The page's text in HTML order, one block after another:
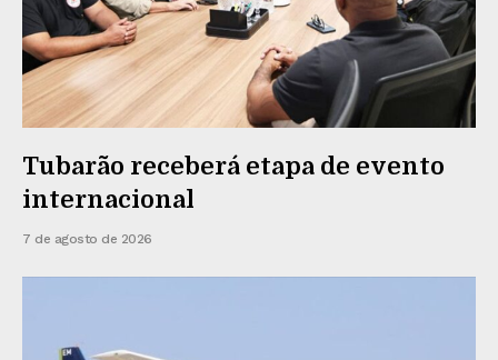
Tubarão receberá etapa de evento
internacional
7 de agosto de 2026